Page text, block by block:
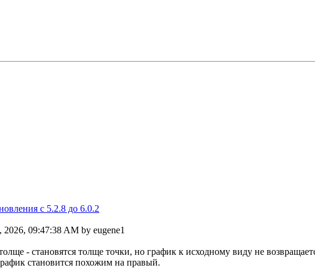
c 5.2.8 до 6.0.2
2026, 09:47:38 AM by eugene1
- становятся толще точки, но график к исходному виду не
становится похожим на правый.